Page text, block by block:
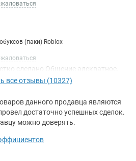
(паки) Roblox
сделано Общение адекватное,
объясняют
Crossout
направили. Положительный
все отзывы (10327)
данного продавца являются
достаточно успешных сделок.
можно доверять.